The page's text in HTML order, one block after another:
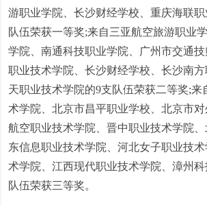
游职业学院、长沙财经学校、重庆海联
队伍荣获一等奖;来自三亚航空旅游职业
学院、南通科技职业学院、广州市交通
职业技术学院、长沙财经学校、长沙南
天职业技术学院的9支队伍荣获二等奖;来
术学院、北京市昌平职业学校、北京市
航空职业技术学院、晋中职业技术学院
东信息职业技术学院、河北女子职业技
术学院、江西现代职业技术学院、漳州
队伍荣获三等奖。